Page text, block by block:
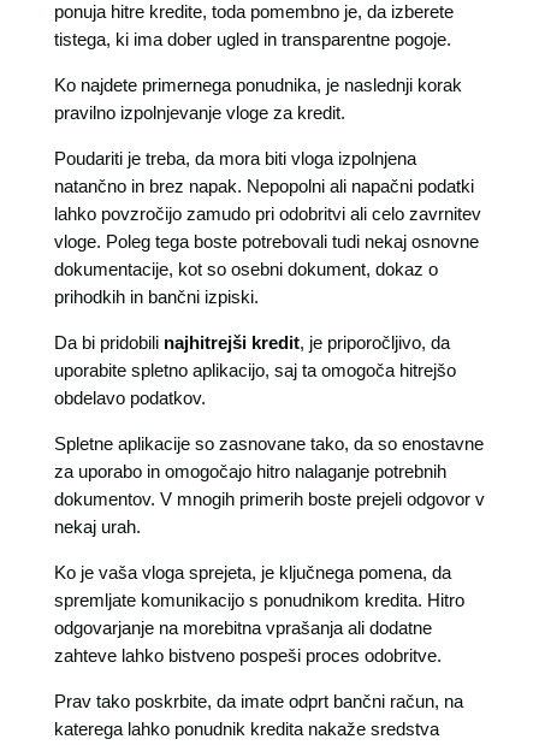
ponuja hitre kredite, toda pomembno je, da izberete
tistega, ki ima dober ugled in transparentne pogoje.
Ko najdete primernega ponudnika, je naslednji korak
pravilno izpolnjevanje vloge za kredit.
Poudariti je treba, da mora biti vloga izpolnjena
natančno in brez napak. Nepopolni ali napačni podatki
lahko povzročijo zamudo pri odobritvi ali celo zavrnitev
vloge. Poleg tega boste potrebovali tudi nekaj osnovne
dokumentacije, kot so osebni dokument, dokaz o
prihodkih in bančni izpiski.
Da bi pridobili najhitrejši kredit, je priporočljivo, da
uporabite spletno aplikacijo, saj ta omogoča hitrejšo
obdelavo podatkov.
Spletne aplikacije so zasnovane tako, da so enostavne
za uporabo in omogočajo hitro nalaganje potrebnih
dokumentov. V mnogih primerih boste prejeli odgovor v
nekaj urah.
Ko je vaša vloga sprejeta, je ključnega pomena, da
spremljate komunikacijo s ponudnikom kredita. Hitro
odgovarjanje na morebitna vprašanja ali dodatne
zahteve lahko bistveno pospeši proces odobritve.
Prav tako poskrbite, da imate odprt bančni račun, na
katerega lahko ponudnik kredita nakaže sredstva